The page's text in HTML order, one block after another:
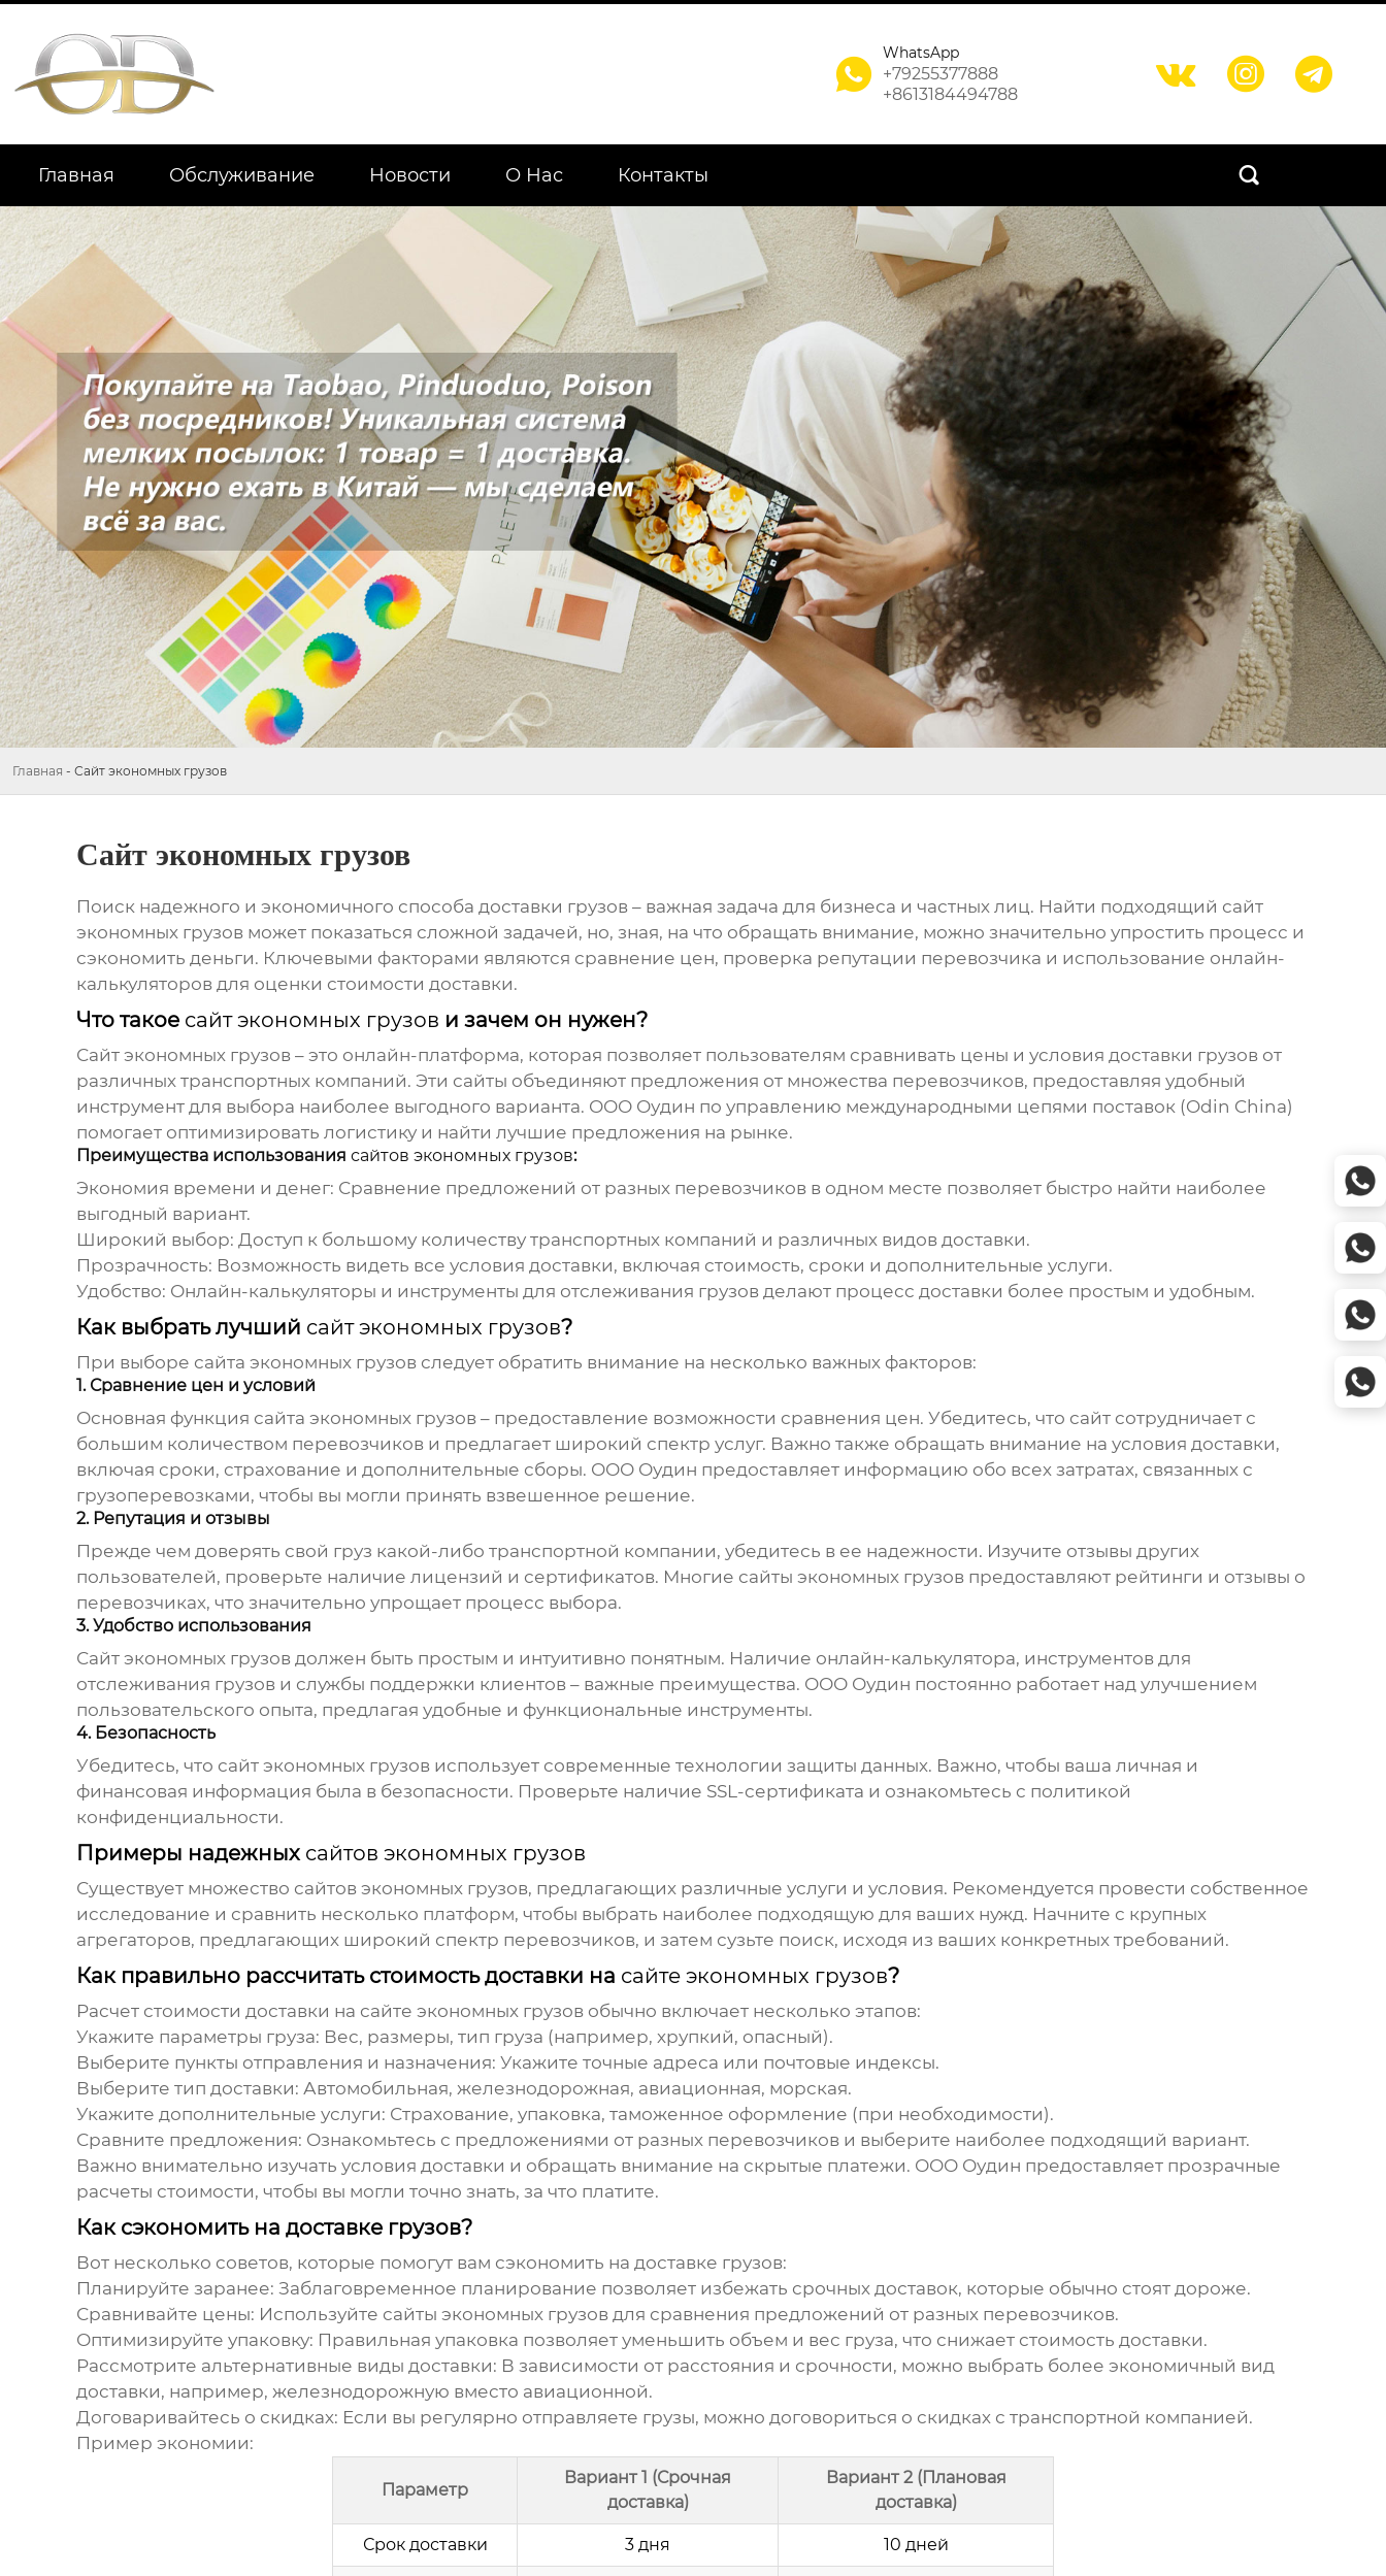

WhatsApp
+79255377888
+8613184494788
  
Главная Обслуживание Новости О Нас Контакты 
Главная - Сайт экономных грузов
Сайт экономных грузов
Поиск надежного и экономичного способа доставки грузов – важная задача для бизнеса и частных лиц. Найти подходящий сайт
экономных грузовможет показаться сложной задачей, но, зная, на что обращать внимание, можно значительно упростить процесс и
сэкономить деньги. Ключевыми факторами являются сравнение цен, проверка репутации перевозчика и использование онлайн-
калькуляторов для оценки стоимости доставки.
Что такое сайт экономных грузов и зачем он нужен?
Сайт экономных грузов– это онлайн-платформа, которая позволяет пользователям сравнивать цены и условия доставки грузов от
различных транспортных компаний. Эти сайты объединяют предложения от множества перевозчиков, предоставляя удобный
инструмент для выбора наиболее выгодного варианта. ООО Оудин по управлению международными цепями поставок (Odin China)
помогает оптимизировать логистику и найти лучшие предложения на рынке.
Преимущества использования сайтов экономных грузов:
Экономия времени и денег: Сравнение предложений от разных перевозчиков в одном месте позволяет быстро найти наиболее
выгодный вариант.
Широкий выбор: Доступ к большому количеству транспортных компаний и различных видов доставки.
Прозрачность: Возможность видеть все условия доставки, включая стоимость, сроки и дополнительные услуги.
Удобство: Онлайн-калькуляторы и инструменты для отслеживания грузов делают процесс доставки более простым и удобным.
Как выбрать лучший сайт экономных грузов?
При выборе сайта экономных грузовследует обратить внимание на несколько важных факторов:
1. Сравнение цен и условий
Основная функция сайта экономных грузов– предоставление возможности сравнения цен. Убедитесь, что сайт сотрудничает с
большим количеством перевозчиков и предлагает широкий спектр услуг. Важно также обращать внимание на условия доставки,
включая сроки, страхование и дополнительные сборы. ООО Оудин предоставляет информацию обо всех затратах, связанных с
грузоперевозками, чтобы вы могли принять взвешенное решение.
2. Репутация и отзывы
Прежде чем доверять свой груз какой-либо транспортной компании, убедитесь в ее надежности. Изучите отзывы других
пользователей, проверьте наличие лицензий и сертификатов. Многие сайты экономных грузовпредоставляют рейтинги и отзывы о
перевозчиках, что значительно упрощает процесс выбора.
3. Удобство использования
Сайт экономных грузовдолжен быть простым и интуитивно понятным. Наличие онлайн-калькулятора, инструментов для
отслеживания грузов и службы поддержки клиентов – важные преимущества. ООО Оудин постоянно работает над улучшением
пользовательского опыта, предлагая удобные и функциональные инструменты.
4. Безопасность
Убедитесь, что сайт экономных грузовиспользует современные технологии защиты данных. Важно, чтобы ваша личная и
финансовая информация была в безопасности. Проверьте наличие SSL-сертификата и ознакомьтесь с политикой
конфиденциальности.
Примеры надежных сайтов экономных грузов
Существует множество сайтов экономных грузов, предлагающих различные услуги и условия. Рекомендуется провести собственное
исследование и сравнить несколько платформ, чтобы выбрать наиболее подходящую для ваших нужд. Начните с крупных
агрегаторов, предлагающих широкий спектр перевозчиков, и затем сузьте поиск, исходя из ваших конкретных требований.
Как правильно рассчитать стоимость доставки на сайте экономных грузов?
Расчет стоимости доставки на сайте экономных грузовобычно включает несколько этапов:
Укажите параметры груза: Вес, размеры, тип груза (например, хрупкий, опасный).
Выберите пункты отправления и назначения: Укажите точные адреса или почтовые индексы.
Выберите тип доставки: Автомобильная, железнодорожная, авиационная, морская.
Укажите дополнительные услуги: Страхование, упаковка, таможенное оформление (при необходимости).
Сравните предложения: Ознакомьтесь с предложениями от разных перевозчиков и выберите наиболее подходящий вариант.
Важно внимательно изучать условия доставки и обращать внимание на скрытые платежи. ООО Оудин предоставляет прозрачные
расчеты стоимости, чтобы вы могли точно знать, за что платите.
Как сэкономить на доставке грузов?
Вот несколько советов, которые помогут вам сэкономить на доставке грузов:
Планируйте заранее: Заблаговременное планирование позволяет избежать срочных доставок, которые обычно стоят дороже.
Сравнивайте цены: Используйте сайты экономных грузовдля сравнения предложений от разных перевозчиков.
Оптимизируйте упаковку: Правильная упаковка позволяет уменьшить объем и вес груза, что снижает стоимость доставки.
Рассмотрите альтернативные виды доставки: В зависимости от расстояния и срочности, можно выбрать более экономичный вид
доставки, например, железнодорожную вместо авиационной.
Договаривайтесь о скидках: Если вы регулярно отправляете грузы, можно договориться о скидках с транспортной компанией.
Пример экономии:
Параметр
Вариант 1 (Срочная
доставка)
Вариант 2 (Плановая
доставка)
Срок доставки 3 дня 10 дней